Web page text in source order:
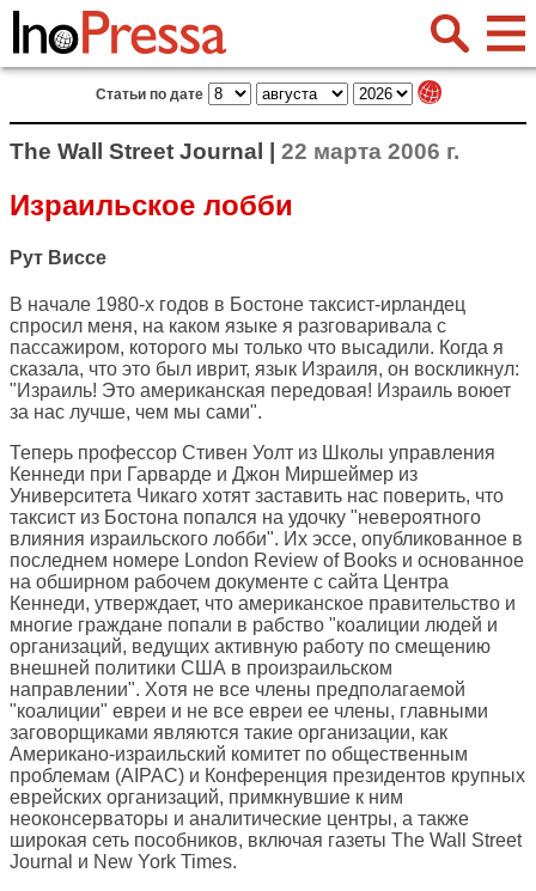
Статьи по дате
The Wall Street Journal | 22 марта 2006 г.
Израильское лобби
Рут Виссе
В начале 1980-х годов в Бостоне таксист-ирландец
спросил меня, на каком языке я разговаривала с
пассажиром, которого мы только что высадили. Когда я
сказала, что это был иврит, язык Израиля, он воскликнул:
"Израиль! Это американская передовая! Израиль воюет
за нас лучше, чем мы сами".
Теперь профессор Стивен Уолт из Школы управления
Кеннеди при Гарварде и Джон Миршеймер из
Университета Чикаго хотят заставить нас поверить, что
таксист из Бостона попался на удочку "невероятного
влияния израильского лобби". Их эссе, опубликованное в
последнем номере London Review of Books и основанное
на обширном рабочем документе с сайта Центра
Кеннеди, утверждает, что американское правительство и
многие граждане попали в рабство "коалиции людей и
организаций, ведущих активную работу по смещению
внешней политики США в произраильском
направлении". Хотя не все члены предполагаемой
"коалиции" евреи и не все евреи ее члены, главными
заговорщиками являются такие организации, как
Американо-израильский комитет по общественным
проблемам (AIPAC) и Конференция президентов крупных
еврейских организаций, примкнувшие к ним
неоконсерваторы и аналитические центры, а также
широкая сеть пособников, включая газеты The Wall Street
Journal и New York Times.